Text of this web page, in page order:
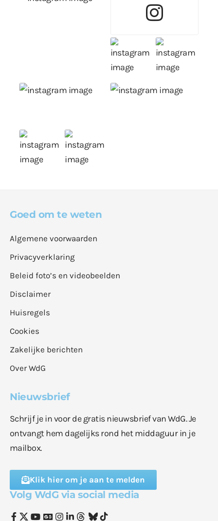
Goed om te weten
Algemene voorwaarden
Privacyverklaring
Beleid foto’s en videobeelden
Disclaimer
Huisregels
Cookies
Zakelijke berichten
Over WdG
Nieuwsbrief
Schrijf je in voor de gratis nieuwsbrief van WdG. Je
ontvangt hem dagelijks rond het middaguur in je
mailbox.
Klik hier om je aan te melden
Volg WdG via social media